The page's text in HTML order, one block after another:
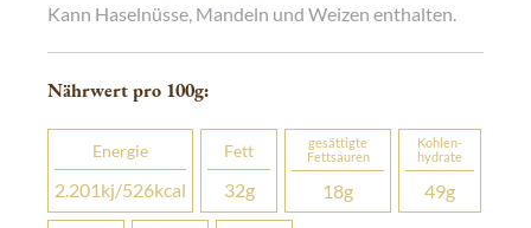
Kann Haselnüsse, Mandeln und Weizen enthalten.
Nährwert pro 100g:
Energie
2.201kj/526kcal
Fett
32g
gesättigte
Fettsäuren
18g
Kohlen­­
hydrate
49g